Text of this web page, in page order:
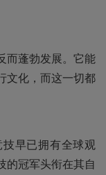
而蓬勃发展。它能
文化，而这一切都
早已拥有全球观
的冠军头衔在其自